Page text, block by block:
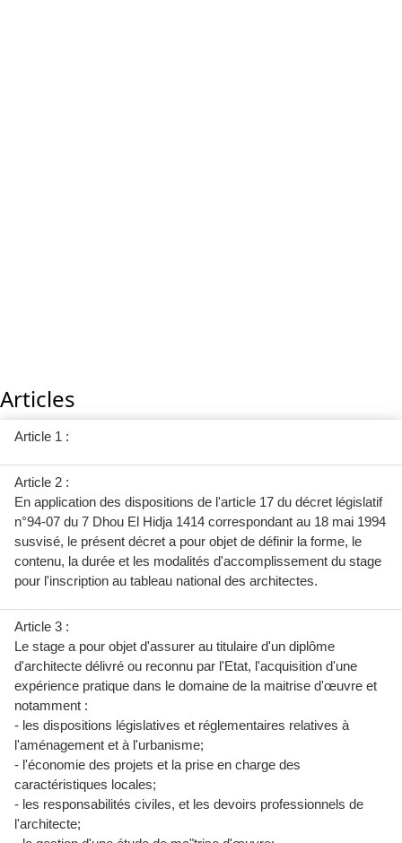
Articles
Article 1 :
Article 2 :
En application des dispositions de l'article 17 du décret législatif
n°94-07 du 7 Dhou El Hidja 1414 correspondant au 18 mai 1994
susvisé, le présent décret a pour objet de définir la forme, le
contenu, la durée et les modalités d'accomplissement du stage
pour l'inscription au tableau national des architectes.
Article 3 :
Le stage a pour objet d'assurer au titulaire d'un diplôme
d'architecte délivré ou reconnu par l'Etat, l'acquisition d'une
expérience pratique dans le domaine de la maitrise d'œuvre et
notamment :
- les dispositions législatives et réglementaires relatives à
l'aménagement et à l'urbanisme;
- l'économie des projets et la prise en charge des
caractéristiques locales;
- les responsabilités civiles, et les devoirs professionnels de
l'architecte;